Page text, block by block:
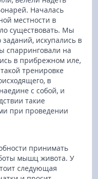
Началась
местности в
существовать. Мы
искупались в
спарринговали на
в прибрежном иле,
тренировке
в
с собой, и
такие
при проведении
принимать
мышц живота. У
следующая